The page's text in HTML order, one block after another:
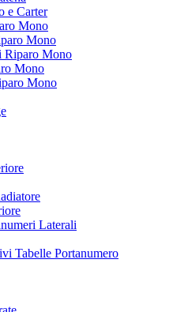
e Carter
Mono
Mono
Riparo Mono
Mono
Mono
Laterali
Tabelle Portanumero